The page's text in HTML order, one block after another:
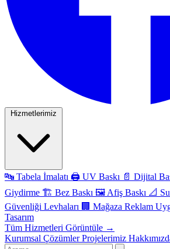
🔤 Tabela İmalatı 🖨️ UV Baskı 📄 Dijital
Giydirme 🏗️ Bez Baskı 🖼️ Afiş Baskı 📐
Güvenliği Levhaları 🏢 Mağaza Reklam
Tasarım
Tüm Hizmetleri Görüntüle →
Kurumsal ÇözümlerProjelerimiz